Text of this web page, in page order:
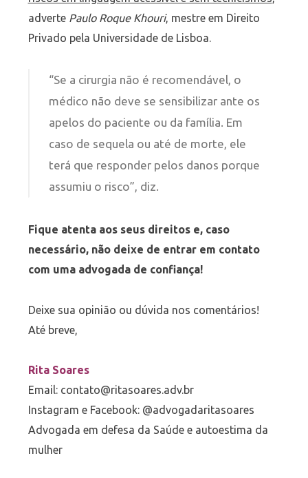
adverte Paulo Roque Khouri, mestre em Direito
Privado pela Universidade de Lisboa.
“Se a cirurgia não é recomendável, o
médico não deve se sensibilizar ante os
apelos do paciente ou da família. Em
caso de sequela ou até de morte, ele
terá que responder pelos danos porque
assumiu o risco”, diz.
Fique atenta aos seus direitos e, caso
necessário, não deixe de entrar em contato
com uma advogada de confiança!
Deixe sua opinião ou dúvida nos comentários!
Até breve,
Rita Soares
Email: contato@ritasoares.adv.br
Instagram e Facebook: @advogadaritasoares
Advogada em defesa da Saúde e autoestima da
mulher